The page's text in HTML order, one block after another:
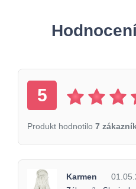
5
Produkt hodnotilo 7
Karmen